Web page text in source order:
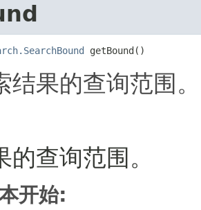
getBound()
结果的查询范围。
查询范围。
开始: